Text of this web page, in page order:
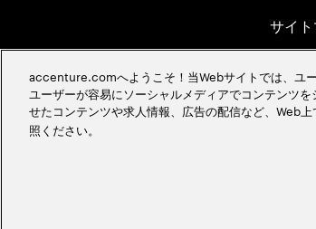
サイ
シー
採用
accenture.comへようこそ！当Webサイトでは、ユ
ユーザーが容易にソーシャルメディアでコンテンツ
せたコンテンツや求人情報、広告の配信など、Web
照ください。